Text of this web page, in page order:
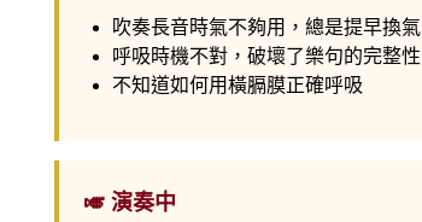
吹奏長音時氣不夠用，總是提早換氣
呼吸時機不對，破壞了樂句的完整性
不知道如何用橫膈膜正確呼吸
🎺 演奏中